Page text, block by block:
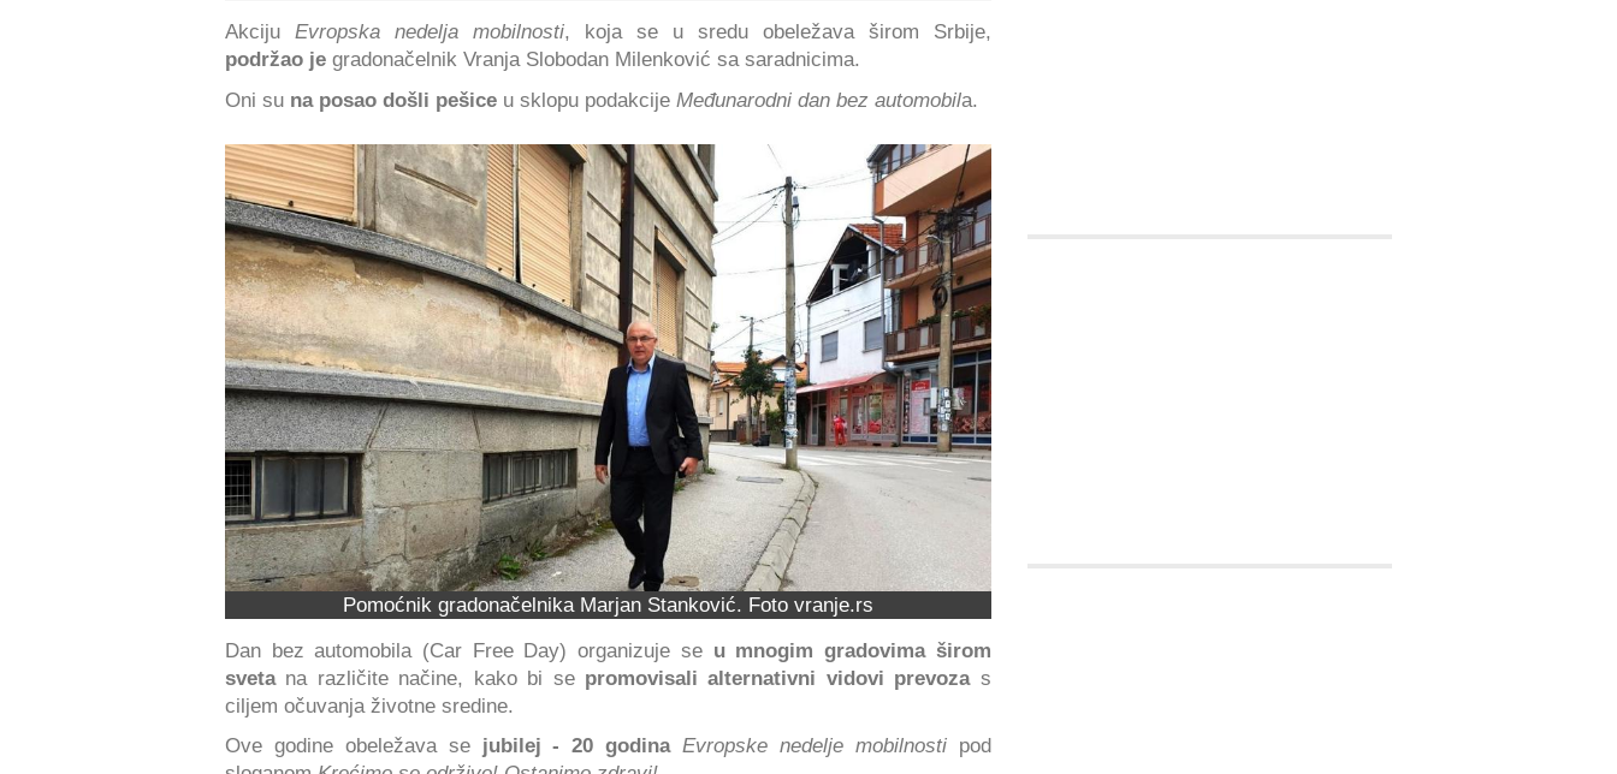
Akciju Evropska nedelja mobilnosti, koja se u sredu obeležava širom Srbije,
podržao je gradonačelnik Vranja Slobodan Milenković sa saradnicima.
Oni su na posao došli pešice u sklopu podakcije Međunarodni dan bez automobila.
Pomoćnik gradonačelnika Marjan Stanković. Foto vranje.rs
Dan bez automobila (Car Free Day) organizuje se u mnogim gradovima širom
svetana različite načine, kako bi se promovisali alternativni vidovi prevozas
ciljem očuvanja životne sredine.
Ove godine obeležava sejubilej - 20 godina Evropske nedelje mobilnostipod